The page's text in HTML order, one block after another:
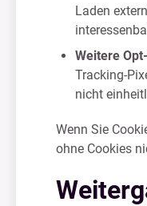
Laden
Weitere
Tracking-
nicht
Wenn Sie
ohne Cookies